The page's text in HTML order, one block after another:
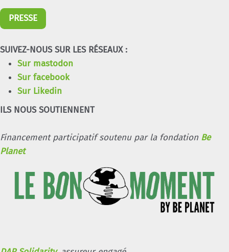
PRESSE
SUIVEZ-NOUS SUR LES RÉSEAUX :
Sur mastodon
Sur facebook
Sur Likedin
ILS NOUS SOUTIENNENT
Financement participatif soutenu par la fondation Be
Planet